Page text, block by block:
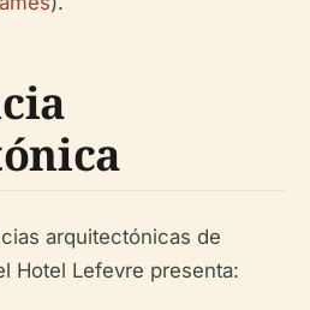
arquitectónicas de
Hotel Lefevre presenta: